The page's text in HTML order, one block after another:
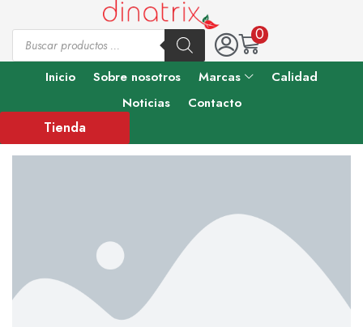
0
Inicio Sobre nosotros Marcas
Calidad
Noticias
Contacto
Tienda